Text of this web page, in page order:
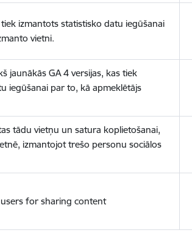
izmantots statistisko datu iegūšanai
vietni.
jaunākās GA 4 versijas, kas tiek
iegūšanai par to, kā apmeklētājs
tādu vietņu un satura koplietošanai,
izmantojot trešo personu sociālos
for sharing content